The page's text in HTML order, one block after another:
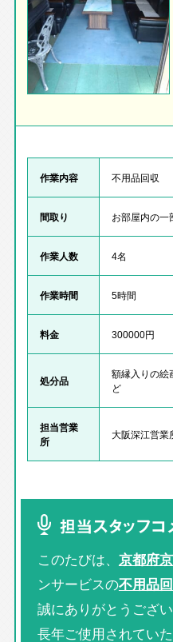
作業内容 不用品回収
間取り お部屋内の一
作業人数 4名
作業時間 5時間
料金 300000円
処分品
額縁入りの絵
ど
担当営業
所
大阪深江営業
担当スタッフコ
このたびは、 京都府
ンサービスの不用品
誠にありがとうござい
長年ご使用されてい